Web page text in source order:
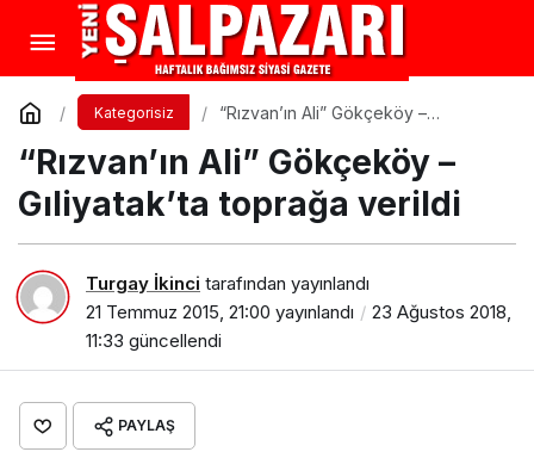
Kategorisiz
“Rızvan’ın Ali” Gökçeköy –
“Rızvan’ın Ali” Gökçeköy –
Gıliyatak’ta toprağa verildi
Turgay İkinci tarafından yayınlandı
21 Temmuz 2015, 21:00 yayınlandı
23 Ağustos 2018,
11:33 güncellendi
PAYLAŞ